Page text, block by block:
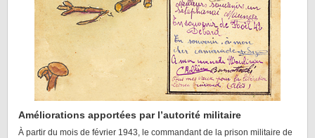
Améliorations apportées par l’autorité militaire
À partir du mois de février 1943, le commandant de la prison militaire de